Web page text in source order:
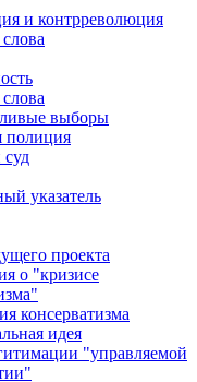
и контрреволюция
выборы
полиция
указатель
проекта
о "кризисе
консерватизма
идея
"управляемой